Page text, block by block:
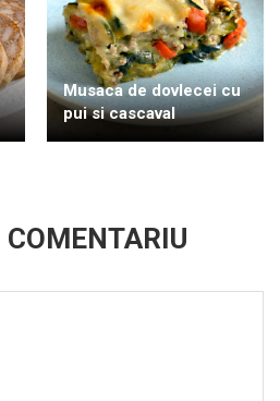
Musaca de dovlecei cu
pui si cascaval